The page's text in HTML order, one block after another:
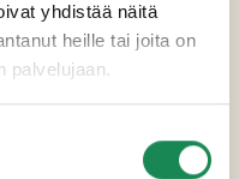
yhdistää näitä
heille tai joita on
palvelujaan.